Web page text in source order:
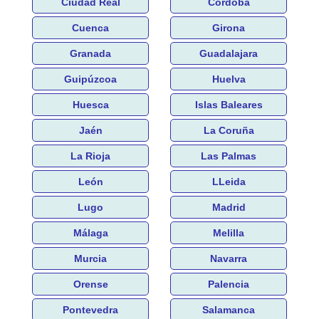
Cuenca Girona
Granada Guadalajara
Guipúzcoa Huelva
Huesca Islas Baleares
Jaén La Coruña
La Rioja Las Palmas
León LLeida
Lugo Madrid
Málaga Melilla
Murcia Navarra
Orense Palencia
Pontevedra Salamanca